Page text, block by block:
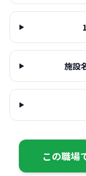
施設
この職場